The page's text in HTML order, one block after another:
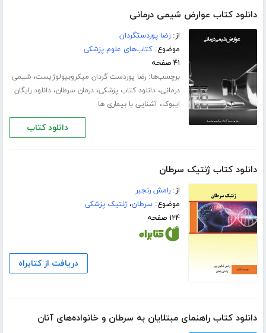
دانلود کتاب عوارض شیمی درمانی
از:رضا پوردستگردان
موضوع:کتاب‌های علوم پزشکی
۴۱ صفحه
برچسب‌ها:رضا پوردست گردان میکروبیولوژیست،شیمی
درمانی،دانلود کتاب پزشکی،درمان سرطان،دانلود رایگان
ایبوک،آشنایی با بیماری ها
دانلود کتاب
دانلود کتاب ژنتیک سرطان
از:رامش رنجبر
موضوع:سرطان،ژنتیک پزشکی
۱۲۴ صفحه
دریافت از کتابراه
دانلود کتاب راهنمای مبتلایان به سرطان و خانواده‌های آنان